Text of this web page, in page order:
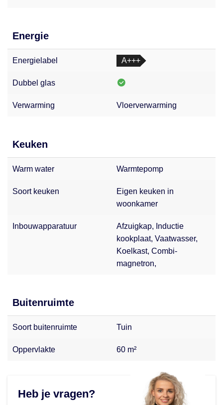
Energie
Energielabel A+++
Dubbel glas
Verwarming Vloerverwarming
Keuken
Warm water Warmtepomp
Soort keuken
Eigen keuken in
woonkamer
Inbouwapparatuur
Afzuigkap, Inductie
kookplaat, Vaatwasser,
Koelkast, Combi-
magnetron,
Buitenruimte
Soort buitenruimte Tuin
Oppervlakte 60 m²
Heb je vragen?